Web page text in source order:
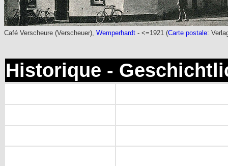
Café Verscheure (Verscheuer), Wemperhardt - <=1921 (Carte postale:
Historique -